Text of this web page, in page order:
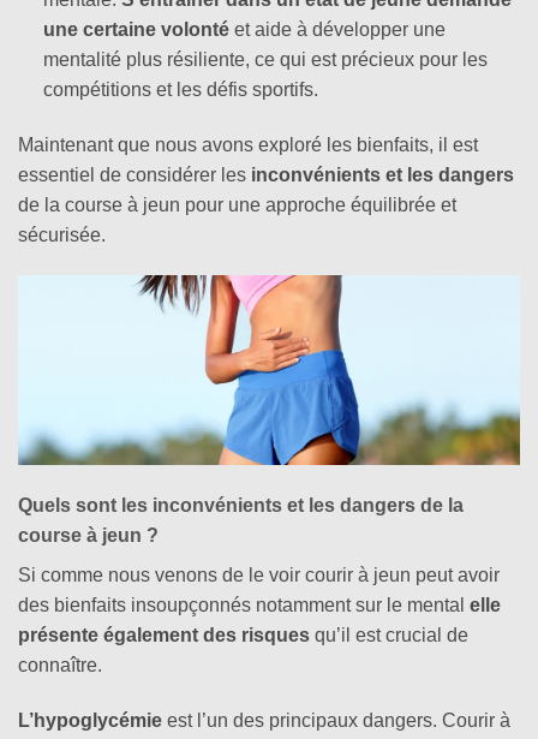
une certaine volontéet aide à développer une
mentalité plus résiliente, ce qui est précieux pour les
compétitions et les défis sportifs.
Maintenant que nous avons exploré les bienfaits, il est
essentiel de considérer les inconvénients et les dangers
de la course à jeun pour une approche équilibrée et
sécurisée.
Quels sont les inconvénients et les dangers de la
course à jeun ?
Si comme nous venons de le voir courir à jeun peut avoir
des bienfaits insoupçonnés notamment sur le mental elle
présente également des risques qu’il est crucial de
connaître.
L’hypoglycémie est l’un des principaux dangers. Courir à